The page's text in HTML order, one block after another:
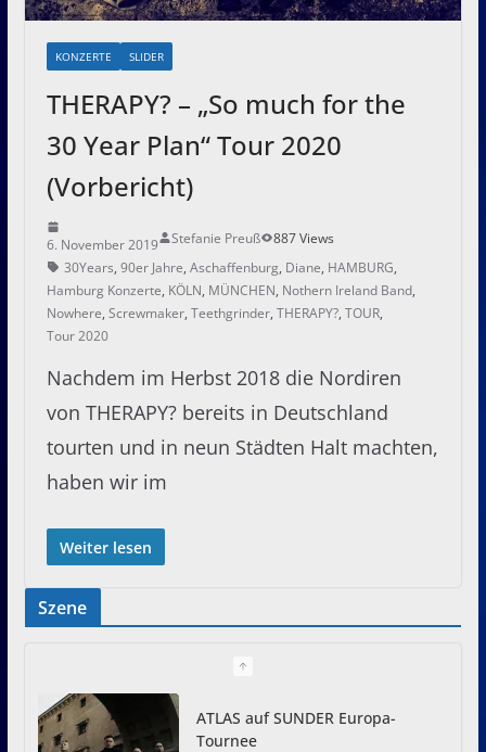
KONZERTE SLIDER
THERAPY? – „So much for the
30 Year Plan“ Tour 2020
(Vorbericht)
6. November 2019 Stefanie Preuß
887 Views
30Years, 90er Jahre, Aschaffenburg, Diane, HAMBURG,
Hamburg Konzerte, KÖLN, MÜNCHEN, Nothern Ireland Band,
Nowhere, Screwmaker, Teethgrinder, THERAPY?, TOUR,
Tour 2020
Nachdem im Herbst 2018 die Nordiren
von THERAPY? bereits in Deutschland
tourten und in neun Städten Halt machten,
haben wir im
Weiter lesen
Szene
ATLAS auf SUNDER Europa-
Tournee